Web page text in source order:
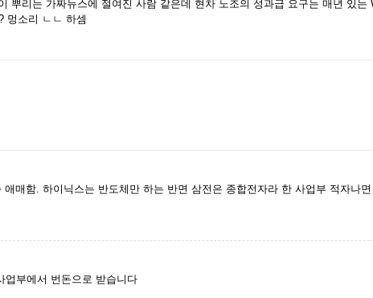
뿌리는 가짜뉴스에 절여진 사람 같은데 현차 노조의 성과급 요구는 매년 있
멍소리 ㄴㄴ 하셈
매함. 하이닉스는 반도체만 하는 반면 삼전은 종합전자라 한 사업부 적자나
업부에서 번돈으로 받습니다